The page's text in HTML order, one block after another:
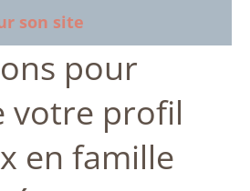
son site
pour
votre profil
en famille